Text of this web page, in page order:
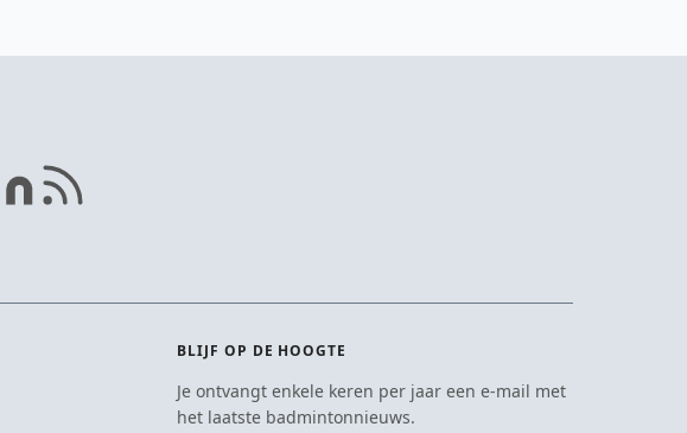
BLIJF OP DE HOOGTE
Je ontvangt enkele keren per jaar een e-mail met
het laatste badmintonnieuws.